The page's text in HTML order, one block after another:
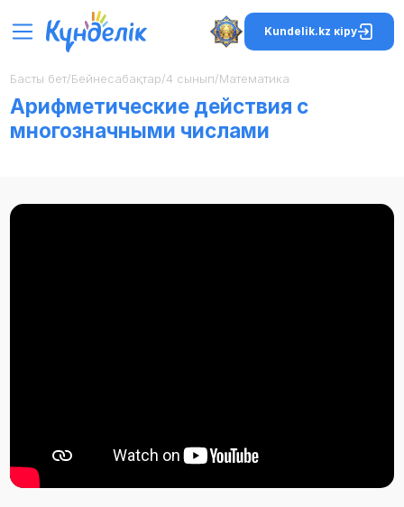
Kundelik.kz кіру
Басты бет/Бейнесабақтар/4 сынып/Математика
Арифметические действия с
многозначными числами